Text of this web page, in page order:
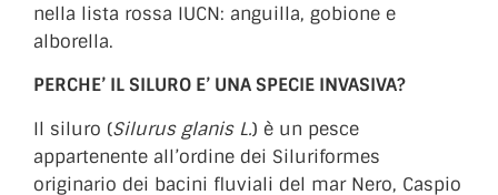
nella lista rossa IUCN: anguilla, gobione e
alborella.
PERCHE’ IL SILURO E’ UNA SPECIE INVASIVA?
Il siluro (Silurus glanis L.) è un pesce
appartenente all’ordine dei Siluriformes
originario dei bacini fluviali del mar Nero, Caspio